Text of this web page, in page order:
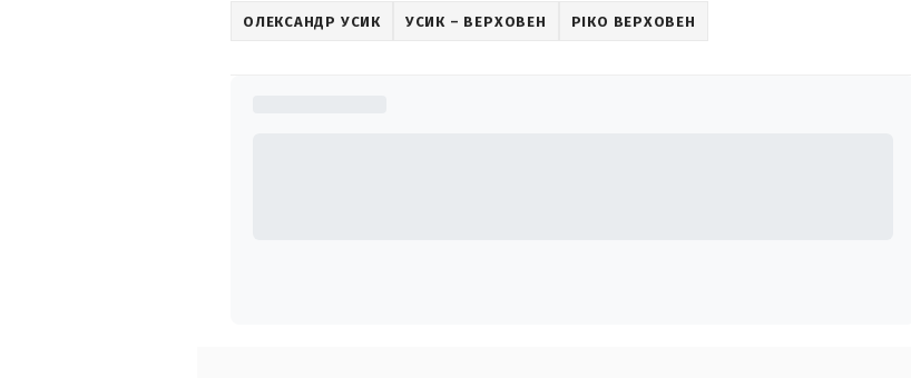
ОЛЕКСАНДР УСИК УСИК – ВЕРХОВЕН РІКО ВЕРХОВЕН